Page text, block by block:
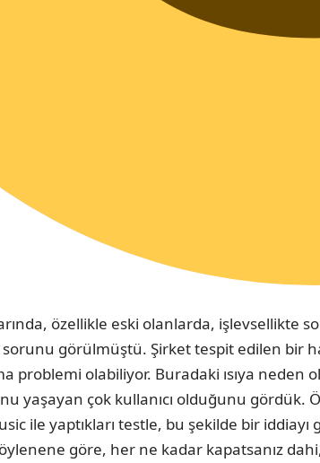
özellikle eski olanlarda, işlevsellikte
görülmüştü. Şirket tespit edilen bir
problemi olabiliyor. Buradaki ısıya
yaşayan çok kullanıcı olduğunu gördük.
ile yaptıkları testle, bu şekilde bir
göre, her ne kadar kapatsanız